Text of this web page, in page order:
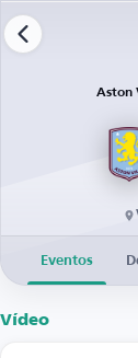
Aston
Eventos
Vídeo